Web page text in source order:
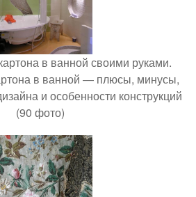
в ванной своими руками.
в ванной — плюсы, минусы,
и особенности конструкций
(90 фото)